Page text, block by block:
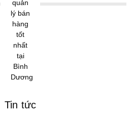
Tin tức